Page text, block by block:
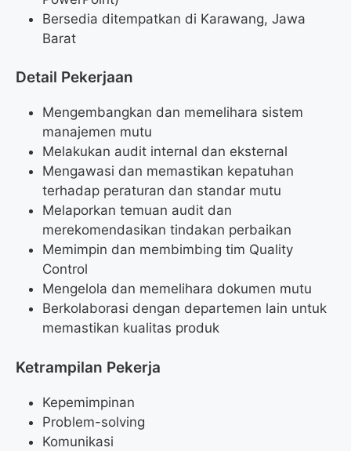
Bersedia ditempatkan di Karawang, Jawa
Barat
Detail Pekerjaan
Mengembangkan dan memelihara sistem
manajemen mutu
Melakukan audit internal dan eksternal
Mengawasi dan memastikan kepatuhan
terhadap peraturan dan standar mutu
Melaporkan temuan audit dan
merekomendasikan tindakan perbaikan
Memimpin dan membimbing tim Quality
Control
Mengelola dan memelihara dokumen mutu
Berkolaborasi dengan departemen lain untuk
memastikan kualitas produk
Ketrampilan Pekerja
Kepemimpinan
Problem-solving
Komunikasi